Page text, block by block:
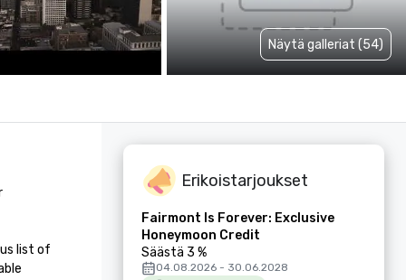
Näytä galleriat (54)
list of
Erikoistarjoukset
Fairmont Is Forever: Exclusive
Honeymoon Credit
Säästä 3 %
04.08.2026 - 30.06.2028